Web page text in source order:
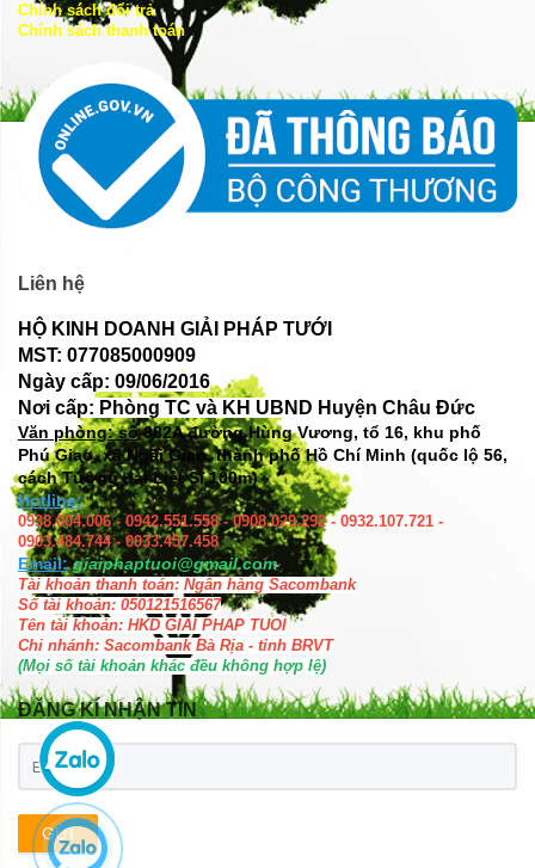
Chính sách đổi trả
Chính sách thanh toán
Liên hệ
HỘ KINH DOANH GIẢI PHÁP TƯỚI
MST: 077085000909
Ngày cấp: 09/06/2016
Nơi cấp: Phòng TC và KH UBND Huyện Châu Đức
Văn phòng: số382A đường Hùng Vương, tổ 16, khu phố
Phú Giao, xã Ngãi Giao, thành phố Hồ Chí Minh (quốc lộ 56,
cách Tượng đài Liệt Sĩ 100m)
Hotline:
0938.004.006 - 0942.551.558 - 0908.029.292 - 0932.107.721 -
0903.484.744 - 0933.457.458
Email: giaiphaptuoi@gmail.com
Tài khoản thanh toán: Ngân hàng Sacombank
Số tài khoản: 050121516567
Tên tài khoản: HKD GIAI PHAP TUOI
Chi nhánh: Sacombank Bà Rịa - tỉnh BRVT
(Mọi số tài khoản khác đều không hợp lệ)
ĐĂNG KÍ NHẬN TIN
GỬI